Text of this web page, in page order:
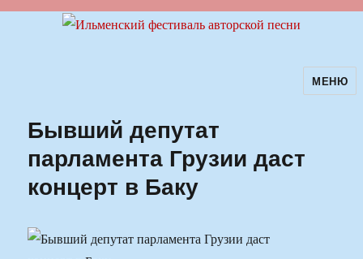
Ильменский фестиваль авторскойМЕНЮ
Бывший депутат
парламента Грузии даст
концерт в Баку